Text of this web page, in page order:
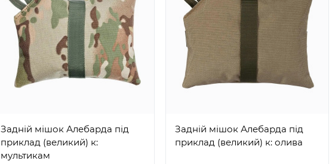
Задній мішок Алебарда під
приклад (великий) к:
мультикам
Задній мішок Алебарда під
приклад (великий) к: олива